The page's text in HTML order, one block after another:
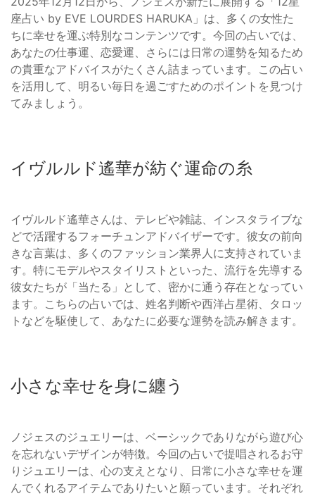
座占い by EVE LOURDES HARUKA」は、多くの女性た
ちに幸せを運ぶ特別なコンテンツです。今回の占いでは、
あなたの仕事運、恋愛運、さらには日常の運勢を知るため
の貴重なアドバイスがたくさん詰まっています。この占い
を活用して、明るい毎日を過ごすためのポイントを見つけ
てみましょう。
イヴルルド遙華が紡ぐ運命の糸
イヴルルド遙華さんは、テレビや雑誌、インスタライブな
どで活躍するフォーチュンアドバイザーです。彼女の前向
きな言葉は、多くのファッション業界人に支持されていま
す。特にモデルやスタイリストといった、流行を先導する
彼女たちが「当たる」として、密かに通う存在となってい
ます。こちらの占いでは、姓名判断や西洋占星術、タロッ
トなどを駆使して、あなたに必要な運勢を読み解きます。
小さな幸せを身に纏う
ノジェスのジュエリーは、ベーシックでありながら遊び心
を忘れないデザインが特徴。今回の占いで提唱されるお守
りジュエリーは、心の支えとなり、日常に小さな幸せを運
んでくれるアイテムでありたいと願っています。それぞれ